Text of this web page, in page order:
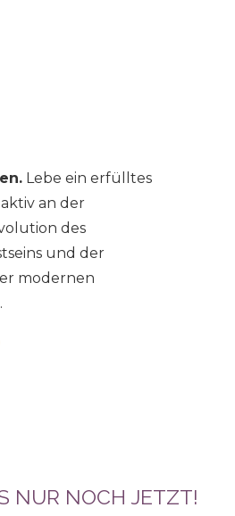
Lebe ein erfülltes
an der
des
und der
modernen
NUR NOCH JETZT!